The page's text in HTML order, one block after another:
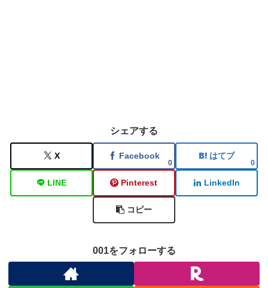
シェアする
X Facebook
0
はてブ
0
LINE Pinterest LinkedIn
コピー
001をフォローする